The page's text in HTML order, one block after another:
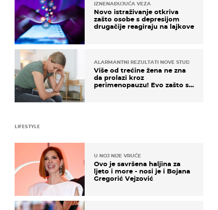
IZNENAĐUJUĆA VEZA
Novo istraživanje otkriva
zašto osobe s depresijom
drugačije reagiraju na lajkove
ALARMANTNI REZULTATI NOVE STUDIJE
Više od trećine žena ne zna
da prolazi kroz
perimenopauzu! Evo zašto su
LIFESTYLE
U NOJ NIJE VRUĆE
Ovo je savršena haljina za
ljeto i more - nosi je i Bojana
Gregorić Vejzović